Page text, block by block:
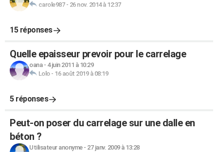
carole987- 26 nov. 2014 à 12:37
15 réponses
Quelle epaisseur prevoir pour le carrelage
oana- 4 juin 2011 à 10:29
Lolo- 16 août 2019 à 08:19
5 réponses
Peut-on poser du carrelage sur une dalle en
béton ?
Utilisateur anonyme- 27 janv. 2009 à 13:28